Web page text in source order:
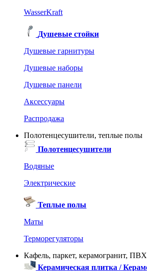
WasserKraft
Душевые стойки
Душевые гарнитуры
Душевые наборы
Душевые панели
Аксессуары
Распродажа
Полотенцесушители, теплые полы
Полотенцесушители
Водяные
Электрические
Теплые полы
Маты
Терморегуляторы
Кафель, паркет, керамогранит,
Керамическая плитка /